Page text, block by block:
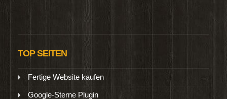
TOP SEITEN
Fertige Website kaufen
Google-Sterne Plugin